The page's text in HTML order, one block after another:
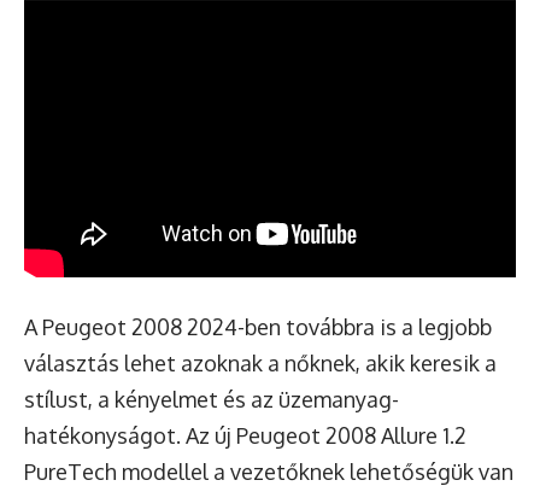
A Peugeot 2008 2024-ben továbbra is a legjobb
választás lehet azoknak a nőknek, akik keresik a
stílust, a kényelmet és az üzemanyag-
hatékonyságot. Az új Peugeot 2008 Allure 1.2
PureTech modellel a vezetőknek lehetőségük van